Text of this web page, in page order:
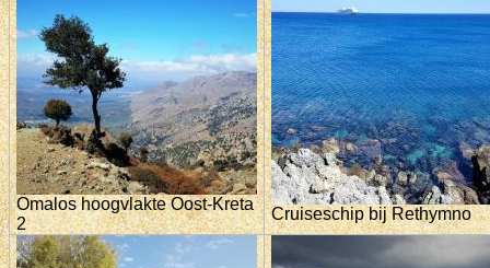
Omalos hoogvlakte Oost-Kreta
2
Cruiseschip bij Rethymno